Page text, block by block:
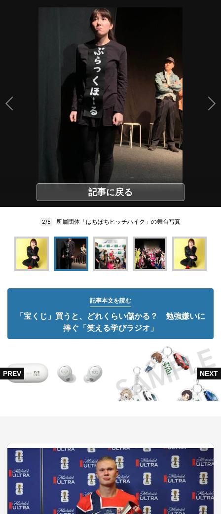
記事に戻る
2/5 所属団体「はちぽちヒッチハイク」の舞台写真
記事本文を読む
「宝くじ」買うと、どれくらい儲かる？ 勉強嫌いに
捧ぐ「笑える学びラジオ」